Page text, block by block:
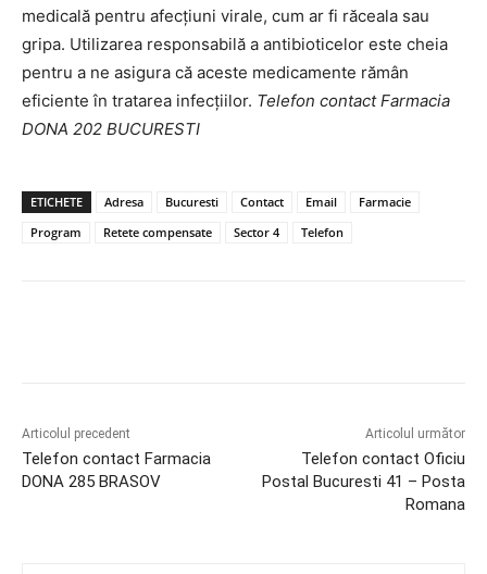
medicală pentru afecțiuni virale, cum ar fi răceala sau
gripa. Utilizarea responsabilă a antibioticelor este cheia
pentru a ne asigura că aceste medicamente rămân
eficiente în tratarea infecțiilor. Telefon contact Farmacia
DONA 202 BUCURESTI
ETICHETE Adresa Bucuresti Contact Email
Farmacie
Program
Retete compensate Sector 4 Telefon
Articolul precedent
Telefon contact Farmacia
DONA 285 BRASOV
Articolul următor
Telefon contact Oficiu
Postal Bucuresti 41 – Posta
Romana